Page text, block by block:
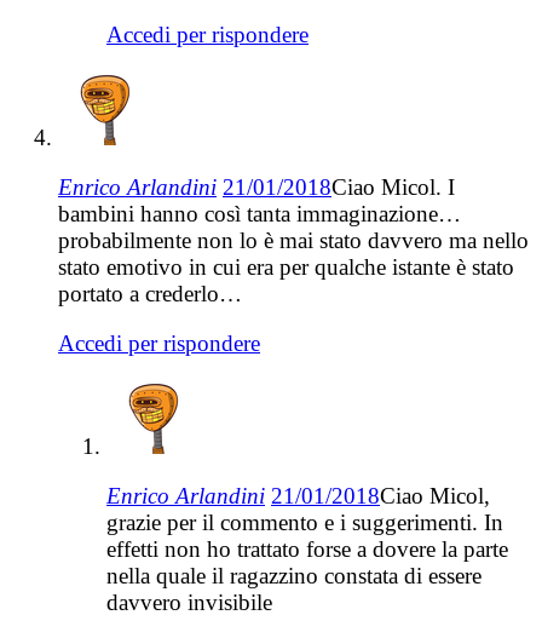
Accedi per rispondere
Enrico Arlandini 21/01/2018Ciao Micol. I
bambini hanno così tanta immaginazione…
probabilmente non lo è mai stato davvero ma nello
stato emotivo in cui era per qualche istante è stato
portato a crederlo…
Accedi per rispondere
Enrico Arlandini 21/01/2018Ciao Micol,
grazie per il commento e i suggerimenti. In
effetti non ho trattato forse a dovere la parte
nella quale il ragazzino constata di essere
davvero invisibile